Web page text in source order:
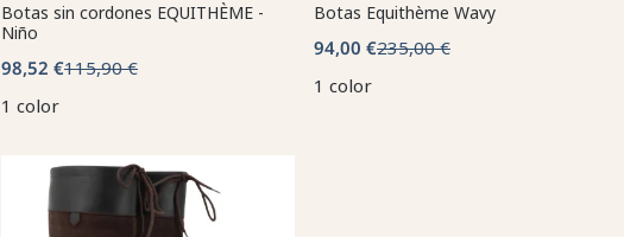
Botas sin cordones EQUITHÈME -
Niño
98,52 €115,90 €
1 color
Botas Equithème Wavy
94,00 €235,00 €
1 color